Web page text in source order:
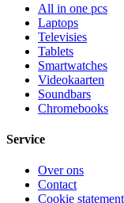
All in one pcs
Laptops
Televisies
Tablets
Smartwatches
Videokaarten
Soundbars
Chromebooks
Service
Over ons
Contact
Cookie statement